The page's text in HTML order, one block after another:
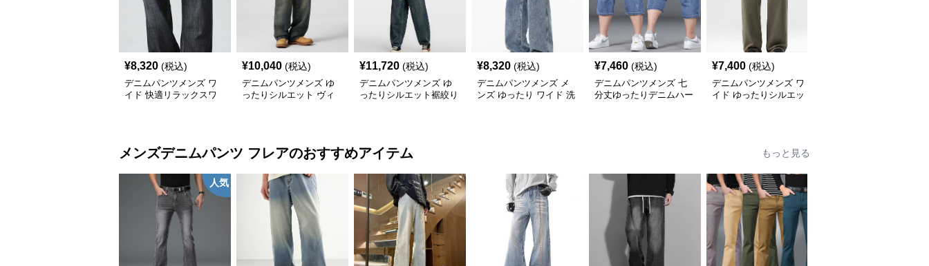
¥8,320 (税込)
デニムパンツメンズ ワ
イド 快適リラックスワ
¥10,040 (税込)
デニムパンツメンズ ゆ
ったりシルエット ヴィ
¥11,720 (税込)
デニムパンツメンズ ゆ
ったりシルエット裾絞り
¥8,320 (税込)
デニムパンツメンズ メ
ンズ ゆったり ワイド 洗
¥7,460 (税込)
デニムパンツメンズ 七
分丈ゆったりデニムハー
¥7,400 (税込)
デニムパンツメンズ ワ
イド ゆったりシルエッ
メンズデニムパンツ フレアのおすすめアイテム もっと見る
人気